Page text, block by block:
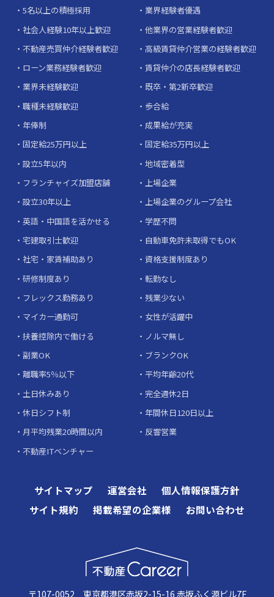
5名以上の積極採用
業界経験者優遇
社会人経験10年以上歓迎
他業界の営業経験者歓迎
不動産売買仲介経験者歓迎
高級賃貸仲介営業の経験者歓迎
ローン業務経験者歓迎
賃貸仲介の店長経験者歓迎
業界未経験歓迎
既卒・第2新卒歓迎
職種未経験歓迎
歩合給
年俸制
成果給が充実
固定給25万円以上
固定給35万円以上
設立5年以内
地域密着型
フランチャイズ加盟店舗
上場企業
設立30年以上
上場企業のグループ会社
英語・中国語を活かせる
学歴不問
宅建取引士歓迎
自動車免許未取得でもOK
社宅・家賃補助あり
資格支援制度あり
研修制度あり
転勤なし
フレックス勤務あり
残業少ない
マイカー通勤可
女性が活躍中
扶養控除内で働ける
ノルマ無し
副業OK
ブランクOK
離職率5％以下
平均年齢20代
土日休みあり
完全週休2日
休日シフト制
年間休日120日以上
月平均残業20時間以内
反響営業
不動産ITベンチャー
サイトマップ 運営会社
個人情報保護方針
サイト規約
掲載希望の企業様 お問い合わせ
〒107-0052 東京都港区赤坂2-15-16 赤坂ふく源ビル7F